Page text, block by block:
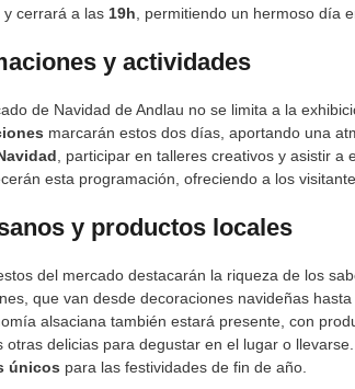
y cerrará a las 19h , permitiendo un hermoso día
y actividades
de Navidad de Andlau no se limita a la
marcarán estos dos días, aportando una
, participar en talleres creativos y asistir
esta programación, ofreciendo a los
y productos locales
del mercado destacarán la riqueza de los
que van desde decoraciones navideñas
alsaciana también estará presente, con
otras delicias para degustar en el lugar o
únicos para las festividades de fin de año.